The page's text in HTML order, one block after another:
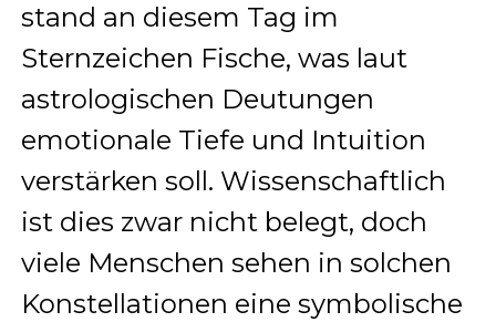
stand an diesem Tag im
Sternzeichen Fische, was laut
astrologischen Deutungen
emotionale Tiefe und Intuition
verstärken soll. Wissenschaftlich
ist dies zwar nicht belegt, doch
viele Menschen sehen in solchen
Konstellationen eine symbolische